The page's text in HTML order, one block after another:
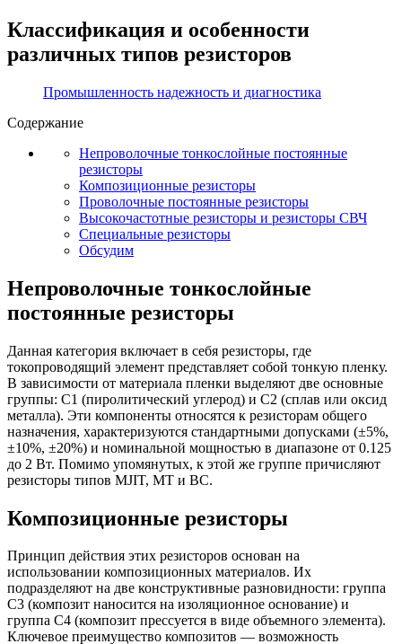
Классификация и особенности
различных типов резисторов
Промышленность надежность и диагностика
Содержание
Непроволочные тонкослойные постоянные
резисторы
Композиционные резисторы
Проволочные постоянные резисторы
Высокочастотные резисторы и резисторы СВЧ
Специальные резисторы
Обсудим
Непроволочные тонкослойные
постоянные резисторы
Данная категория включает в себя резисторы, где
токопроводящий элемент представляет собой тонкую пленку.
В зависимости от материала пленки выделяют две основные
группы: С1 (пиролитический углерод) и С2 (сплав или оксид
металла). Эти компоненты относятся к резисторам общего
назначения, характеризуются стандартными допусками (±5%,
±10%, ±20%) и номинальной мощностью в диапазоне от 0.125
до 2 Вт. Помимо упомянутых, к этой же группе причисляют
резисторы типов MJIT, МТ и ВС.
Композиционные резисторы
Принцип действия этих резисторов основан на
использовании композиционных материалов. Их
подразделяют на две конструктивные разновидности: группа
С3 (композит наносится на изоляционное основание) и
группа С4 (композит прессуется в виде объемного элемента).
Ключевое преимущество композитов — возможность